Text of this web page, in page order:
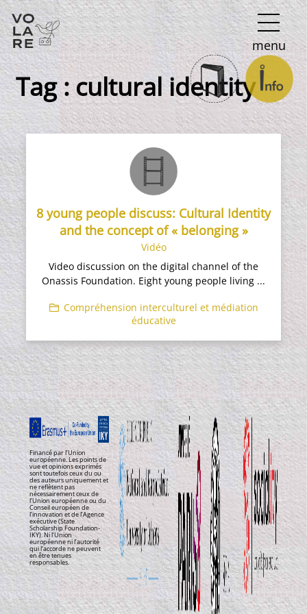
Navigation
principale
menu
Tag :cultural identity
8 young people discuss: Cultural Identity
and the concept of « belonging »
Vidéo
Video discussion on the digital channel of the
Onassis Foundation. Eight young people living ...
Compréhension interculturel et médiation
éducative
Financé par l’Union
européenne. Les points de
vue et opinions exprimés
sont toutefois ceux du ou
des auteurs uniquement et
ne reflètent pas
nécessairement ceux de
l’Union européenne ou du
Conseil européen de
l’innovation et de l’Agence
exécutive (State
Scholarship Foundation-
IKY). Ni l’Union
européenne ni l’autorité
qui l’accorde ne peuvent
en être tenues
responsables.